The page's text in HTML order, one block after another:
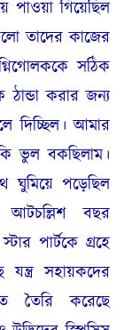
পাওয়া গিয়েছিল
তাদের কাজের
সঠিক
করার জন্য
দিচ্ছিল। আমার
ভুল বকছিলাম।
ঘুমিয়ে পড়েছিল
আটচল্লিশ বছর
পার্টকে গ্রহে
সহায়কদের
তৈরি করেছে